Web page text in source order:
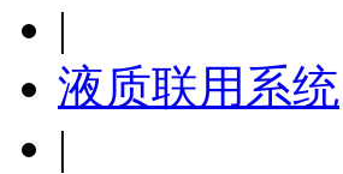
|
液质联用系统
|